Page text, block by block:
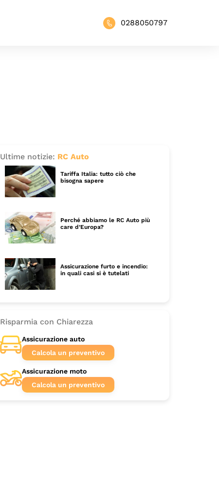
0288050797
Ultime notizie: RC Auto
Tariffa Italia: tutto ciò che
bisogna sapere
Perché abbiamo le RC Auto più
care d’Europa?
Assicurazione furto e incendio:
in quali casi si è tutelati
Risparmia con Chiarezza
Assicurazione auto
Calcola un preventivo
Assicurazione moto
Calcola un preventivo